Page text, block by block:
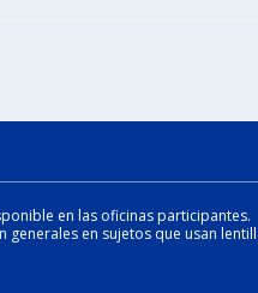
en las oficinas participantes.
en sujetos que usan